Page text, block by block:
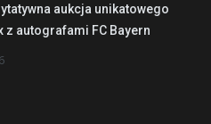
aukcja unikatowego
z autografami FC Bayern